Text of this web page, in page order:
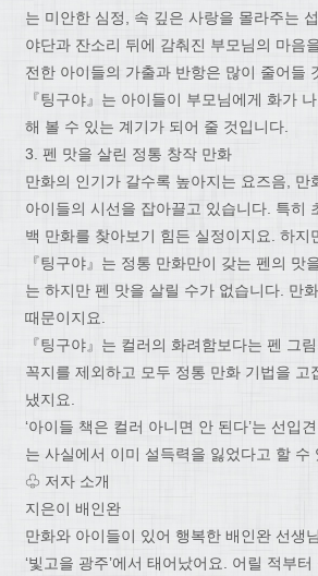
는 미안한 심정, 속 깊은 사랑을 몰라주는
야단과 잔소리 뒤에 감춰진 부모님의 마음
전한 아이들의 가출과 반항은 많이 줄어들
『팅구야』는 아이들이 부모님에게 화가
해 볼 수 있는 계기가 되어 줄 것입니다.
3. 펜 맛을 살린 정통 창작 만화
만화의 인기가 갈수록 높아지는 요즈음,
아이들의 시선을 잡아끌고 있습니다. 특히
백 만화를 찾아보기 힘든 실정이지요. 하
『팅구야』는 정통 만화만이 갖는 펜의
는 하지만 펜 맛을 살릴 수가 없습니다. 만
때문이지요.
『팅구야』는 컬러의 화려함보다는 펜 그
꼭지를 제외하고 모두 정통 만화 기법을
냈지요.
‘아이들 책은 컬러 아니면 안 된다’는 선
는 사실에서 이미 설득력을 잃었다고 할 수
♧ 저자 소개
지은이 배인완
만화와 아이들이 있어 행복한 배인완 선생
‘빛고을 광주’에서 태어났어요. 어릴 적부